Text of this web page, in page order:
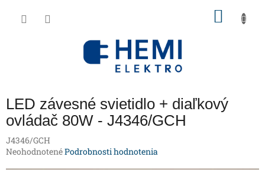
LED závesné svietidlo + diaľkový
ovládač 80W - J4346/GCH
J4346/GCH
Priemerné
NeohodnotenéPodrobnosti hodnotenia